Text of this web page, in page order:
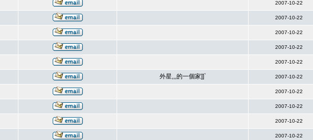
2007-10-22
2007-10-22
2007-10-22
2007-10-22
2007-10-22
外星,,,的一個家]]` 2007-10-22
2007-10-22
2007-10-22
2007-10-22
2007-10-22